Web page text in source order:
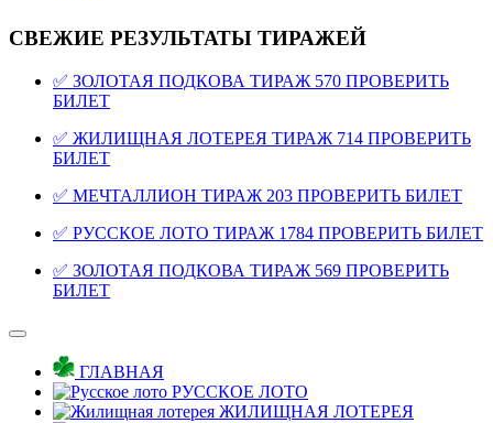
СВЕЖИЕ РЕЗУЛЬТАТЫ ТИРАЖЕЙ
✅ ЗОЛОТАЯ ПОДКОВА ТИРАЖ 570 ПРОВЕРИТЬ
БИЛЕТ
✅ ЖИЛИЩНАЯ ЛОТЕРЕЯ ТИРАЖ 714 ПРОВЕРИТЬ
БИЛЕТ
✅ МЕЧТАЛЛИОН ТИРАЖ 203 ПРОВЕРИТЬ БИЛЕТ
✅ РУССКОЕ ЛОТО ТИРАЖ 1784 ПРОВЕРИТЬ БИЛЕТ
✅ ЗОЛОТАЯ ПОДКОВА ТИРАЖ 569 ПРОВЕРИТЬ
БИЛЕТ
ГЛАВНАЯ
РУССКОЕ ЛОТО
ЖИЛИЩНАЯ ЛОТЕРЕЯ